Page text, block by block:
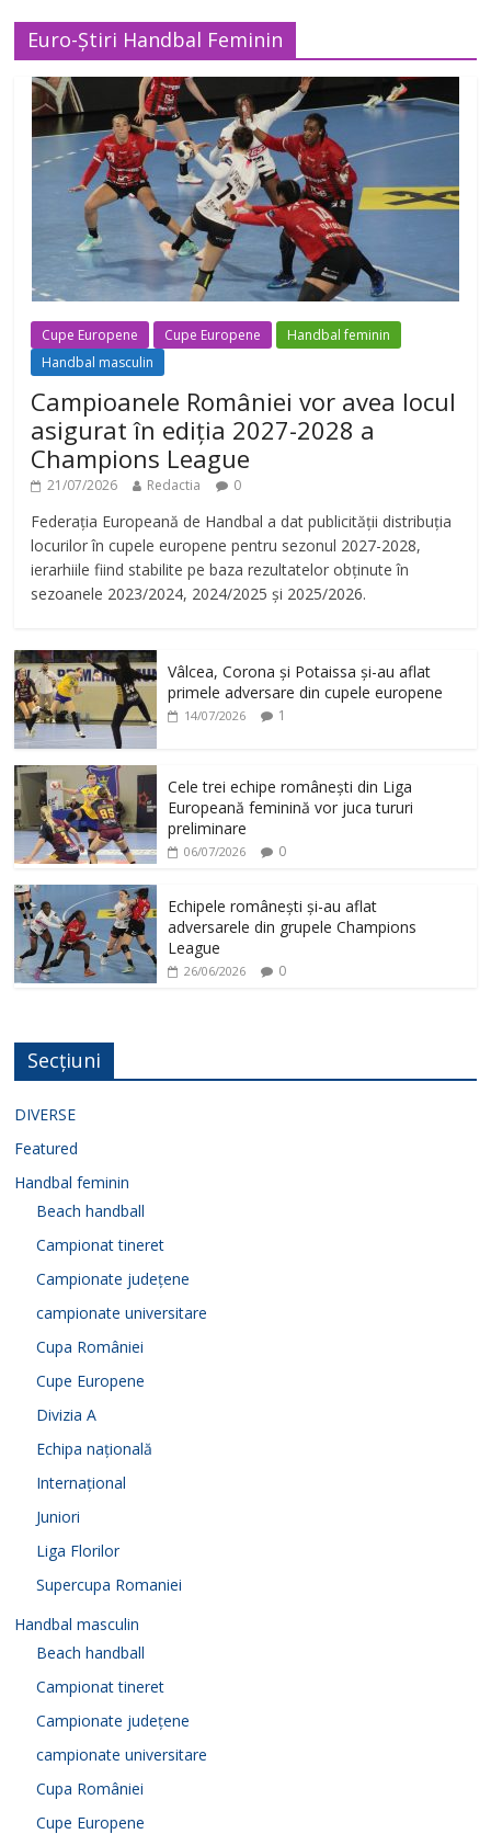
Euro-Știri Handbal Feminin
Cupe Europene Cupe Europene
Handbal feminin
Handbal masculin
Campioanele României vor avea locul
asigurat în ediția 2027-2028 a
Champions League
21/07/2026 Redactia 0
Federația Europeană de Handbal a dat publicității distribuția
locurilor în cupele europene pentru sezonul 2027-2028,
ierarhiile fiind stabilite pe baza rezultatelor obținute în
sezoanele 2023/2024, 2024/2025 și 2025/2026.
Vâlcea, Corona și Potaissa și-au aflat
primele adversare din cupele europene
14/07/2026 1
Cele trei echipe românești din Liga
Europeană feminină vor juca tururi
preliminare
06/07/2026 0
Echipele românești și-au aflat
adversarele din grupele Champions
League
26/06/2026 0
Secțiuni
DIVERSE
Featured
Handbal feminin
Beach handball
Campionat tineret
Campionate județene
campionate universitare
Cupa României
Cupe Europene
Divizia A
Echipa națională
Internațional
Juniori
Liga Florilor
Supercupa Romaniei
Handbal masculin
Beach handball
Campionat tineret
Campionate județene
campionate universitare
Cupa României
Cupe Europene